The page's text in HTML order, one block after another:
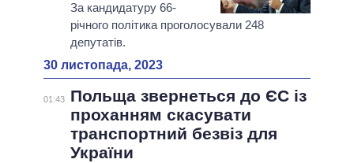
За кандидатуру 66-
річного політика проголосували 248
депутатів.
30 листопада, 2023
01:43
Польща звернеться до ЄС із
проханням скасувати
транспортний безвіз для
України